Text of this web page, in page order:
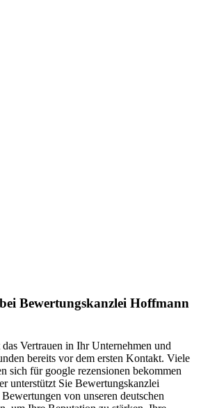
Bewertungskanzlei Hoffmann
Vertrauen in Ihr Unternehmen und
bereits vor dem ersten Kontakt. Viele
sich für google rezensionen bekommen
unterstützt Sie Bewertungskanzlei
von unseren deutschen